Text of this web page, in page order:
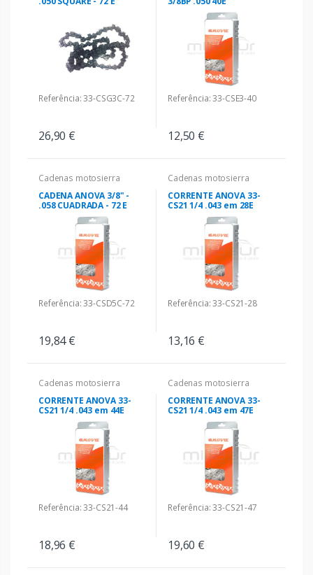
Referência: 33-CSG3C-72
26,90 €
Referência: 33-CSE3-40
12,50 €
Cadenas motosierra
CADENA ANOVA 3/8" -
.058 CUADRADA - 72 E
Referência: 33-CSD5C-72
19,84 €
Cadenas motosierra
CORRENTE ANOVA 33-
CS21 1/4 .043 em 28E
Referência: 33-CS21-28
13,16 €
Cadenas motosierra
CORRENTE ANOVA 33-
CS21 1/4 .043 em 44E
Referência: 33-CS21-44
18,96 €
Cadenas motosierra
CORRENTE ANOVA 33-
CS21 1/4 .043 em 47E
Referência: 33-CS21-47
19,60 €